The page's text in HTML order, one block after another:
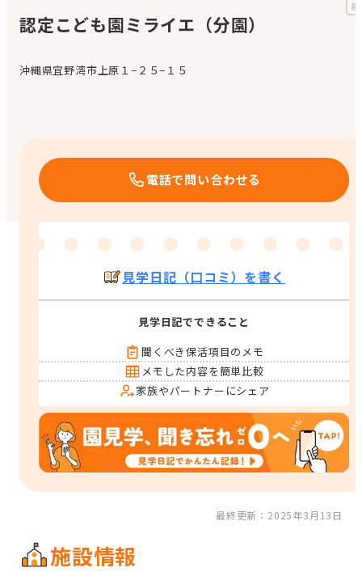
おすすめの園
エンクルの特徴と活用方法
認定こども園ミライエ（分園）
沖縄県宜野湾市上原１−２５−１５
電話で問い合わせる
見学日記（口コミ）を書く
見学日記でできること
聞くべき保活項目のメモ
メモした内容を簡単比較
家族やパートナーにシェア
最終更新：2025年3月13日
施設情報